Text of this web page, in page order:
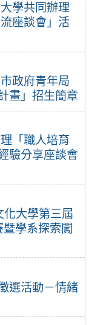
學共同辦理
座談會」活
政府青年局
畫」招生簡章
「職人培育
驗分享座談會
大學第三屆
學系探索闖
選活動－情緒